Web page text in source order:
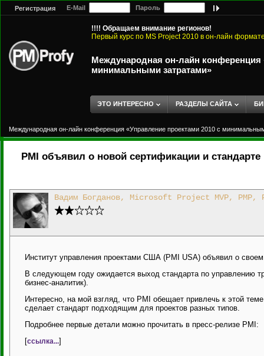
Регистрация E-Mail Пароль
!!!! Обращаем внимание регионов!
Первый курс по MS Project 2010 в он-лайн
Международная он-лайн конференция
минимальными затратами»
ЭТО ИНТЕРЕСНО РАЗДЕЛЫ САЙТА
Международная он-лайн конференция «Управление проектами 2010 с
PMI объявил о новой сертификации и стандарте
Вадим Богданов, Microsoft Project MVP, PMP,
Институт управления проектами США (PMI USA) объявил о
В следующем году ожидается выход стандарта по управлению
бизнес-аналитик).
Интересно, на мой взгляд, что PMI обещает привлечь к этой
сделает стандарт подходящим для проектов разных типов.
Подробнее первые детали можно прочитать в пресс-релизе PMI:
[ссылка...]